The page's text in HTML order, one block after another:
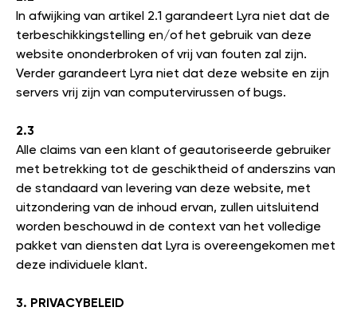
In afwijking van artikel 2.1 garandeert Lyra niet dat de
terbeschikkingstelling en/of het gebruik van deze
website ononderbroken of vrij van fouten zal zijn.
Verder garandeert Lyra niet dat deze website en zijn
servers vrij zijn van computervirussen of bugs.
2.3
Alle claims van een klant of geautoriseerde gebruiker
met betrekking tot de geschiktheid of anderszins van
de standaard van levering van deze website, met
uitzondering van de inhoud ervan, zullen uitsluitend
worden beschouwd in de context van het volledige
pakket van diensten dat Lyra is overeengekomen met
deze individuele klant.
3. PRIVACYBELEID